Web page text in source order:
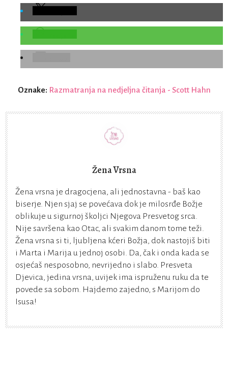
Oznake: Razmatranja na nedjeljna čitanja - Scott Hahn
Žena Vrsna
Žena vrsna je dragocjena, ali jednostavna - baš kao
biserje. Njen sjaj se povećava dok je milosrđe Božje
oblikuje u sigurnoj školjci Njegova Presvetog srca.
Nije savršena kao Otac, ali svakim danom tome teži.
Žena vrsna si ti, ljubljena kćeri Božja, dok nastojiš biti
i Marta i Marija u jednoj osobi. Da, čak i onda kada se
osjećaš nesposobno, nevrijedno i slabo. Presveta
Djevica, jedina vrsna, uvijek ima ispruženu ruku da te
povede sa sobom. Hajdemo zajedno, s Marijom do
Isusa!